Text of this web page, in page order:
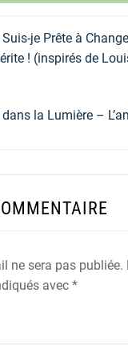
je Prête à
! (inspirés de
dans la Lumière –
ne sera pas publiée.
avec *